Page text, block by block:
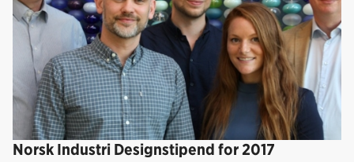
Norsk Industri Designstipend for 2017